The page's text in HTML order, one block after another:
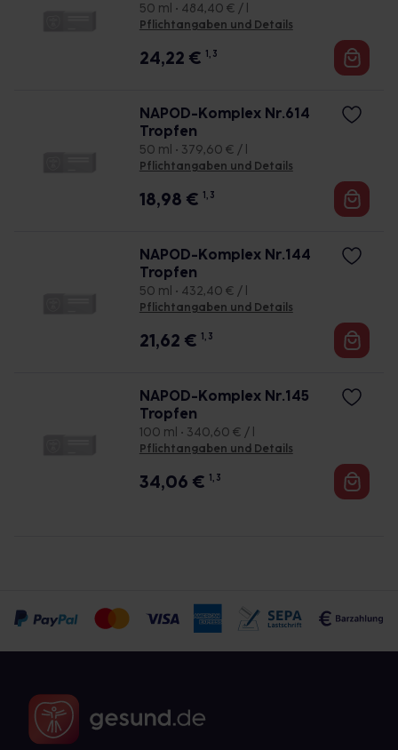
50 ml • 484,40 € / l
Pflichtangaben und Details
24,22 € 1, 3
NAPOD-Komplex Nr.614
Tropfen
50 ml • 379,60 € / l
Pflichtangaben und Details
18,98 € 1, 3
NAPOD-Komplex Nr.144
Tropfen
50 ml • 432,40 € / l
Pflichtangaben und Details
21,62 € 1, 3
NAPOD-Komplex Nr.145
Tropfen
100 ml • 340,60 € / l
Pflichtangaben und Details
34,06 € 1, 3